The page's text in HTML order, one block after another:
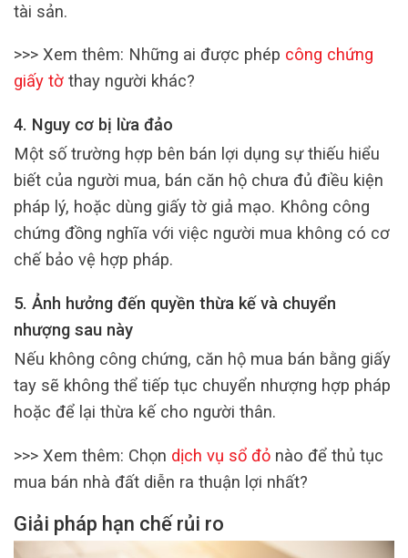
tài sản.
>>> Xem thêm: Những ai được phép công chứng
giấy tờ thay người khác?
4. Nguy cơ bị lừa đảo
Một số trường hợp bên bán lợi dụng sự thiếu hiểu
biết của người mua, bán căn hộ chưa đủ điều kiện
pháp lý, hoặc dùng giấy tờ giả mạo. Không công
chứng đồng nghĩa với việc người mua không có cơ
chế bảo vệ hợp pháp.
5. Ảnh hưởng đến quyền thừa kế và chuyển
nhượng sau này
Nếu không công chứng, căn hộ mua bán bằng giấy
tay sẽ không thể tiếp tục chuyển nhượng hợp pháp
hoặc để lại thừa kế cho người thân.
>>> Xem thêm: Chọn dịch vụ sổ đỏ nào để thủ tục
mua bán nhà đất diễn ra thuận lợi nhất?
Giải pháp hạn chế rủi ro